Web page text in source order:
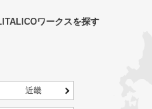
ワークスを探す
近畿